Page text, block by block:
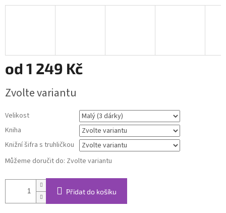
od 1 249 Kč
cena:
Zvolte variantu
Velikost
Kniha
Knižní šifra s truhličkou
Můžeme doručit do: Zvolte variantu
Přidat do košíku